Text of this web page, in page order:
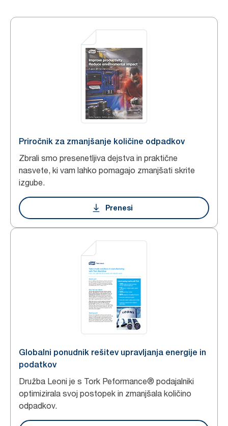
Priročnik za zmanjšanje količine odpadkov
Zbrali smo presenetljiva dejstva in praktične
nasvete, ki vam lahko pomagajo zmanjšati skrite
izgube.
Prenesi
Globalni ponudnik rešitev upravljanja energije in
podatkov
Družba Leoni je s Tork Peformance® podajalniki
optimizirala svoj postopek in zmanjšala količino
odpadkov.